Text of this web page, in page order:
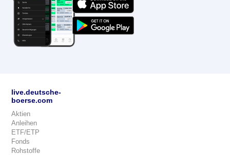
live.deutsche-
boerse.com
Aktien
Anleihen
ETF/ETP
Fonds
Rohstoffe